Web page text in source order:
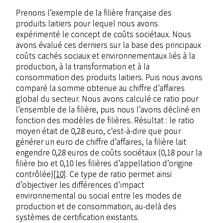
Prenons l’exemple de la filière française des
produits laitiers pour lequel nous avons
expérimenté le concept de coûts sociétaux. Nous
avons évalué ces derniers sur la base des principaux
coûts cachés sociaux et environnementaux liés à la
production, à la transformation et à la
consommation des produits laitiers. Puis nous avons
comparé la somme obtenue au chiffre d’affaires
global du secteur. Nous avons calculé ce ratio pour
l’ensemble de la filière, puis nous l’avons décliné en
fonction des modèles de filières. Résultat : le ratio
moyen était de 0,28 euro, c’est-à-dire que pour
générer un euro de chiffre d’affaires, la filière lait
engendre 0,28 euros de coûts sociétaux (0,18 pour la
filière bio et 0,10 les filières d’appellation d’origine
contrôlée)[10]. Ce type de ratio permet ainsi
d’objectiver les différences d’impact
environnemental ou social entre les modes de
production et de consommation, au-delà des
systèmes de certification existants.